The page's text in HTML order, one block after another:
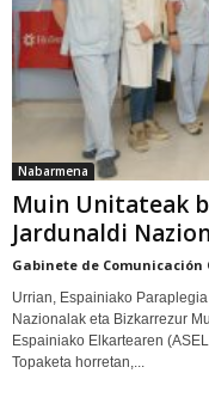
Nabarmena
Muin Unitateak
Jardunaldi
Gabinete de Comunicación
Urrian, Espainiako
Nazionalak eta Bizkarrezur
Espainiako Elkartearen
Topaketa horretan,...